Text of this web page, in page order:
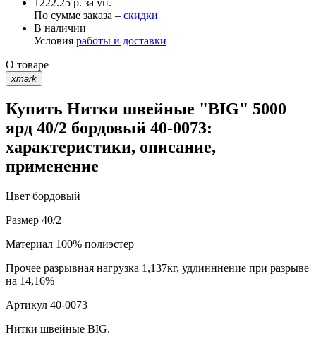
По сумме заказа – скидки
В наличии
Условия работы и доставки
О товаре
xmark
Купить Нитки швейные "BIG" 5000
ярд 40/2 бордовый 40-0073:
характеристики, описание,
применение
Цвет бордовый
Размер 40/2
Материал 100% полиэстер
Прочее разрывная нагрузка 1,137кг, удлинннение при разрыве
на 14,16%
Артикул 40-0073
Нитки швейные BIG.